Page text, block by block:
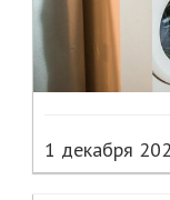
1 декабря